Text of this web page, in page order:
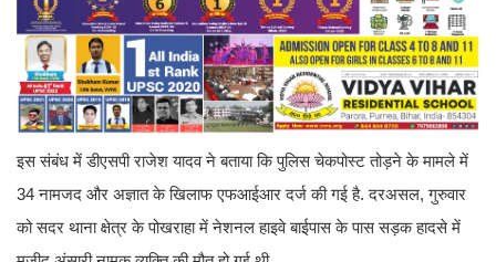
इस संबंध में डीएसपी राजेश यादव ने बताया कि पुलिस चेकपोस्ट तोड़ने के मामले में
34 नामजद और अज्ञात के खिलाफ एफआईआर दर्ज की गई है. दरअसल, गुरुवार
को सदर थाना क्षेत्र के पोखराहा में नेशनल हाइवे बाईपास के पास सड़क हादसे में